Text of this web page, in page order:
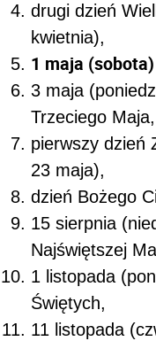
drugi dzień
kwietnia),
1 maja
3 maja
Trzeciego Maja,
pierwszy dzień
23 maja),
dzień Bożego
15 sierpnia
Najświętszej
1 listopada
Świętych,
11 listopada